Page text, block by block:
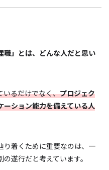
職」とは、どんな人だと思い
いるだけでなく、プロジェク
ション能力を備えている人
り着くために重要なのは、一
遂行だと考えています。